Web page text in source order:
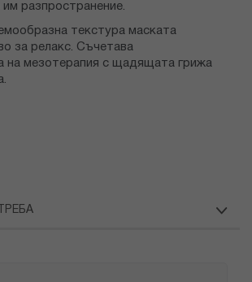
разпространение.
текстура маската
за релакс. Съчетава
на мезотерапия с щадящата грижа